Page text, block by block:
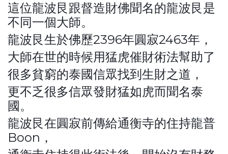
這位龍波艮跟督造財佛聞名的龍波艮是
不同一個大師。
龍波艮生於佛歷2396年圓寂2463年，
大師在世的時候用猛虎催財術法幫助了
很多貧窮的泰國信眾找到生財之道，
更不乏很多信眾發財猛如虎而聞名泰
國。
龍波艮在圓寂前傳給通衡寺的住持龍普
Boon，